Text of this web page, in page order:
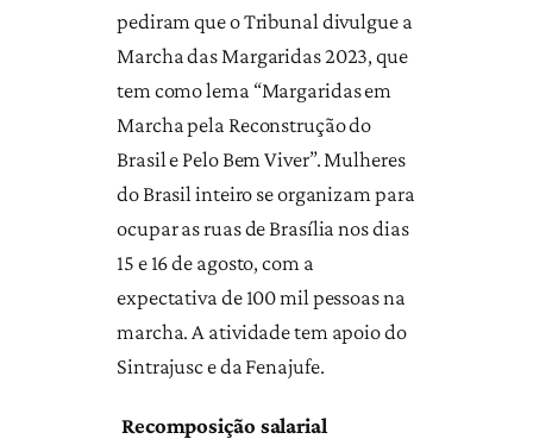
pediram que o Tribunal divulgue a
Marcha das Margaridas 2023, que
tem como lema “Margaridas em
Marcha pela Reconstrução do
Brasil e Pelo Bem Viver”. Mulheres
do Brasil inteiro se organizam para
ocupar as ruas de Brasília nos dias
15 e 16 de agosto, com a
expectativa de 100 mil pessoas na
marcha. A atividade tem apoio do
Sintrajusc e da Fenajufe.
Recomposição salarial